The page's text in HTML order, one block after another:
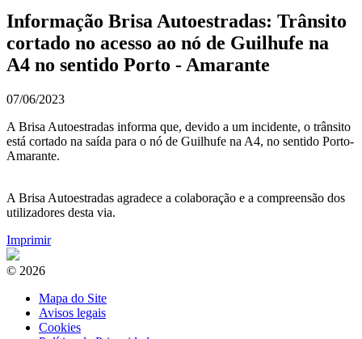
Informação Brisa Autoestradas: Trânsito
cortado no acesso ao nó de Guilhufe na
A4 no sentido Porto - Amarante
07/06/2023
A Brisa Autoestradas informa que, devido a um incidente, o trânsito
está cortado na saída para o nó de Guilhufe na A4, no sentido Porto-
Amarante.
A Brisa Autoestradas agradece a colaboração e a compreensão dos
utilizadores desta via.
Imprimir
© 2026
Mapa do Site
Avisos legais
Cookies